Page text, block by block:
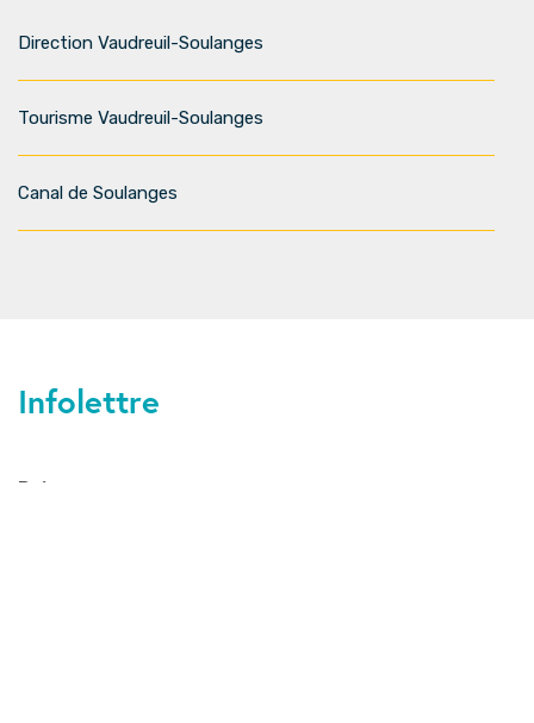
Direction Vaudreuil-Soulanges
Tourisme Vaudreuil-Soulanges
Canal de Soulanges
Infolettre